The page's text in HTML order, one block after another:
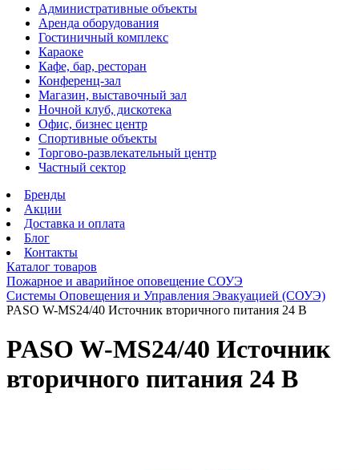
Административные объекты
Аренда оборудования
Гостиничный комплекс
Караоке
Кафе, бар, ресторан
Конференц-зал
Магазин, выставочный зал
Ночной клуб, дискотека
Офис, бизнес центр
Спортивные объекты
Торгово-развлекательный центр
Частный сектор
Бренды
Акции
Доставка и оплата
Блог
Контакты
Каталог товаров
Пожарное и аварийное оповещение СОУЭ
Системы Оповещения и Управления Эвакуацией (СОУЭ)
PASO W-MS24/40 Источник вторичного питания 24 В
PASO W-MS24/40 Источник
вторичного питания 24 В